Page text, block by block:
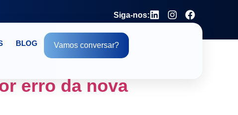
Siga-nos:
BLOG Vamos conversar?
erro da nova